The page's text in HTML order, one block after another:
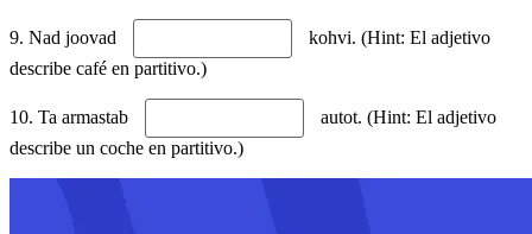
9. Nad joovad
kohvi. (Hint: El adjetivo
describe café en partitivo.)
10. Ta armastab
autot. (Hint: El adjetivo
describe un coche en partitivo.)